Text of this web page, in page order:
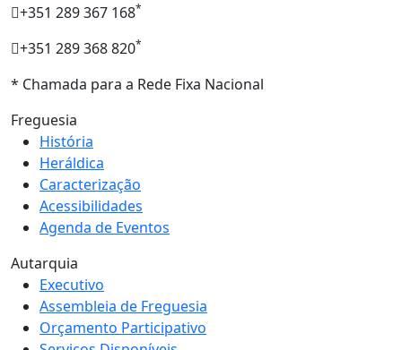
+351 289 367 168*
+351 289 368 820*
* Chamada para a Rede Fixa Nacional
Freguesia
História
Heráldica
Caracterização
Acessibilidades
Agenda de Eventos
Autarquia
Executivo
Assembleia de Freguesia
Orçamento Participativo